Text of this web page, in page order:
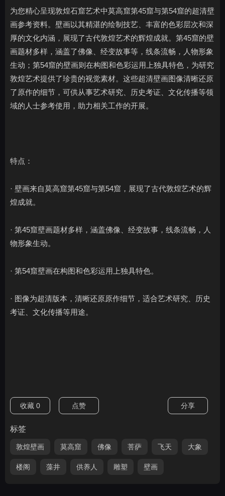
为您精心呈现敦煌石窟艺术中莫高窟第45窟与第54窟的超清壁
画参考资料。壁画以其精湛的绘制技艺、丰富的色彩层次和深
厚的文化内涵，展现了古代敦煌艺术的辉煌成就。第45窟的壁
画题材多样，涵盖了佛像、经变故事等，线条流畅，人物形象
生动；第54窟的壁画则在构图和色彩运用上独具特色，为研究
敦煌艺术提供了珍贵的视觉素材。这些超清壁画图像清晰还原
了原作的细节，可供从事艺术研究、历史考证、文化传播等领
域的人士参考使用，助力相关工作的开展。
特点：
· 壁画来自莫高窟第45窟与第54窟，展现了古代敦煌艺术的辉
煌成就。
· 第45窟壁画题材多样，涵盖佛像、经变故事，线条流畅，人
物形象生动。
· 第54窟壁画在构图和色彩运用上独具特色。
· 图像为超清版本，清晰还原原作细节，适合艺术研究、历史
考证、文化传播等用途。
收藏 0 点赞 分享
标签
敦煌壁画 莫高窟 佛像 菩萨 飞天 大象
楼阁 藻井 供养人 雕塑 壁画